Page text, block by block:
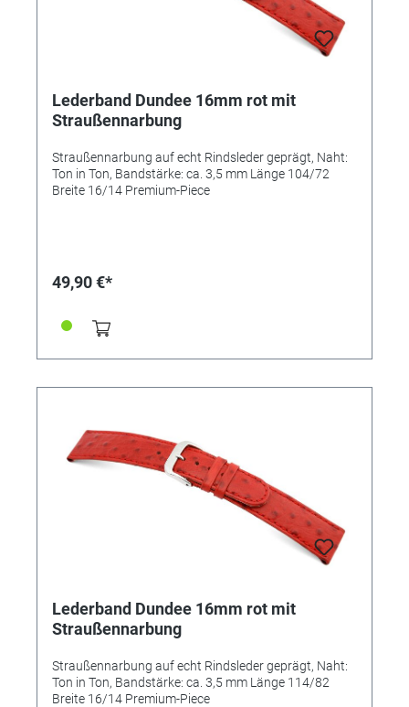
Lederband Dundee 16mm rot mit
Straußennarbung
Straußennarbung auf echt Rindsleder geprägt, Naht:
Ton in Ton, Bandstärke: ca. 3,5 mm Länge 104/72
Breite 16/14 Premium-Piece
49,90 €*
Lederband Dundee 16mm rot mit
Straußennarbung
Straußennarbung auf echt Rindsleder geprägt, Naht:
Ton in Ton, Bandstärke: ca. 3,5 mm Länge 114/82
Breite 16/14 Premium-Piece